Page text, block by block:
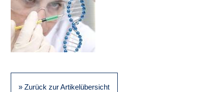
» Zurück zur Artikelübersicht